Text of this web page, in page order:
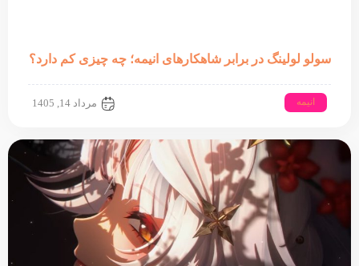
سولو لولینگ در برابر شاهکارهای انیمه؛ چه چیزی کم دارد؟
انیمه مرداد 14, 1405